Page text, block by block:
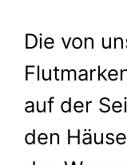
Die von
auf der
den